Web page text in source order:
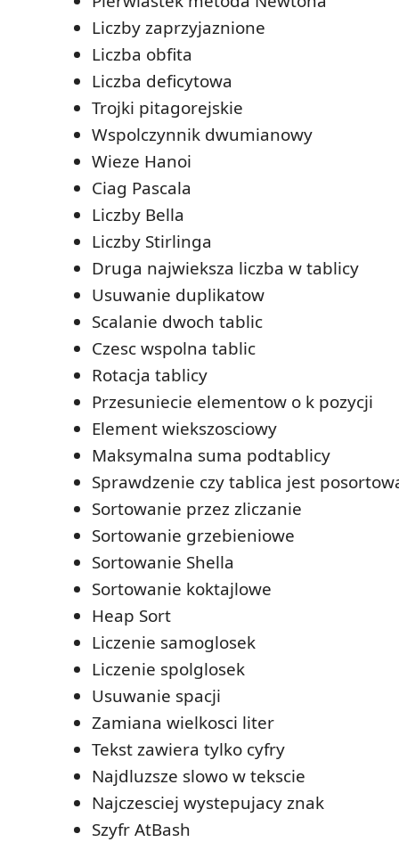
Liczby zaprzyjaznione
Liczba obfita
Liczba deficytowa
Trojki pitagorejskie
Wspolczynnik dwumianowy
Wieze Hanoi
Ciag Pascala
Liczby Bella
Liczby Stirlinga
Druga najwieksza liczba w tablicy
Usuwanie duplikatow
Scalanie dwoch tablic
Czesc wspolna tablic
Rotacja tablicy
Przesuniecie elementow o k pozycji
Element wiekszosciowy
Maksymalna suma podtablicy
Sprawdzenie czy tablica jest
Sortowanie przez zliczanie
Sortowanie grzebieniowe
Sortowanie Shella
Sortowanie koktajlowe
Heap Sort
Liczenie samoglosek
Liczenie spolglosek
Usuwanie spacji
Zamiana wielkosci liter
Tekst zawiera tylko cyfry
Najdluzsze slowo w tekscie
Najczesciej wystepujacy znak
Szyfr AtBash